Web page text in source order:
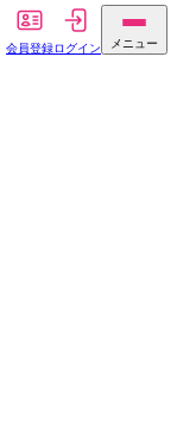
会員登録ログイン メニュー